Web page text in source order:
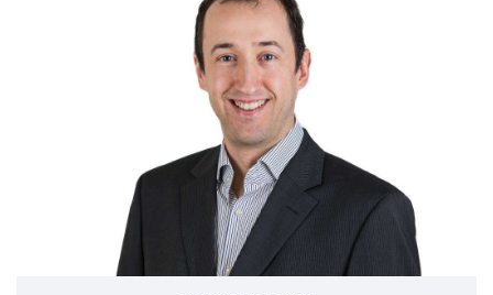
Enerģētika, energoefektivitātes pakalpojumi (ESCO).